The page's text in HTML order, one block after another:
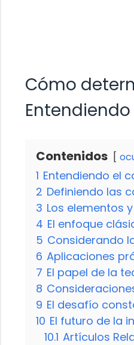
Cómo
Contenidos
1 Entendiendo el
2 Definiendo las
3 Los elementos
4 El enfoque
5 Considerando
6 Aplicaciones
7 El papel de la
8
9 El desafío
10 El futuro de la
10.1 Artículos